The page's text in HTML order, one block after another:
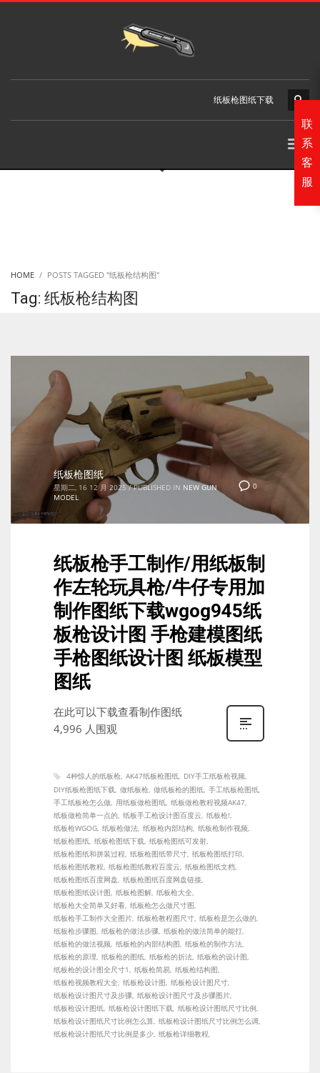
纸板枪图纸下载
HOME POSTS TAGGED "纸板枪结构图"
Tag: 纸板枪结构图
0
纸板枪图纸
星期二, 16 12 月 2025 / PUBLISHED IN NEW GUN
MODEL
纸板枪手工制作/用纸板制
作左轮玩具枪/牛仔专用加
制作图纸下载wgog945纸
板枪设计图 手枪建模图纸
手枪图纸设计图 纸板模型
图纸
在此可以下载查看制作图纸
4,996 人围观
4种惊人的纸板枪 AK47纸板枪图纸 DIY手工纸板枪视频
DIY纸板枪图纸下载 做纸板枪 做纸板枪的图纸 手工纸板枪图纸
手工纸板枪怎么做 用纸板做枪图纸 纸板做枪教程视频AK47
纸板做枪简单一点的 纸板手工枪设计图百度云 纸板枪!
纸板枪WGOG 纸板枪做法 纸板枪内部结构 纸板枪制作视频
纸板枪图纸 纸板枪图纸下载 纸板枪图纸可发射
纸板枪图纸和拼装过程 纸板枪图纸带尺寸 纸板枪图纸打印
纸板枪图纸教程 纸板枪图纸教程百度云 纸板枪图纸文档
纸板枪图纸百度网盘 纸板枪图纸百度网盘链接
纸板枪图纸设计图 纸板枪图解 纸板枪大全
纸板枪大全简单又好看 纸板枪怎么做尺寸图
纸板枪手工制作大全图片 纸板枪教程图尺寸 纸板枪是怎么做的
纸板枪步骤图 纸板枪的做法步骤 纸板枪的做法简单的能打
纸板枪的做法视频 纸板枪的内部结构图 纸板枪的制作方法
纸板枪的原理 纸板枪的图纸 纸板枪的折法 纸板枪的设计图
纸板枪的设计图全尺寸1
纸板枪简易 纸板枪结构图
纸板枪视频教程大全 纸板枪设计图 纸板枪设计图尺寸
纸板枪设计图尺寸及步骤 纸板枪设计图尺寸及步骤图片
纸板枪设计图纸 纸板枪设计图纸下载 纸板枪设计图纸尺寸比例
纸板枪设计图纸尺寸比例怎么算 纸板枪设计图纸尺寸比例怎么调
纸板枪设计图纸尺寸比例是多少 纸板枪详细教程
联
系
客
服